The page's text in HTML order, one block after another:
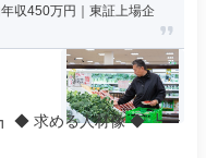
収450万円｜東証上場企
求める人材像 ◆ ┗━